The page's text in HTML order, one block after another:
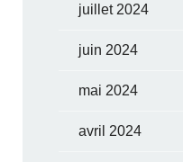
juillet 2024
juin 2024
mai 2024
avril 2024